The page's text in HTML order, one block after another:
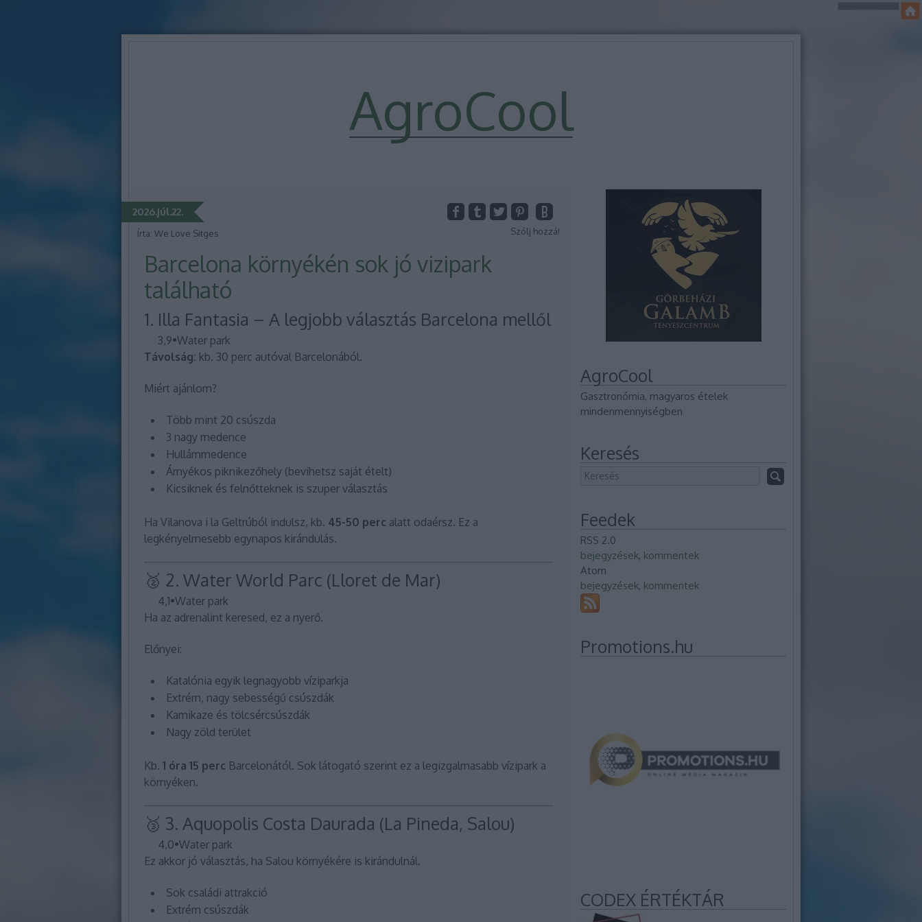
AgroCool
2026.júl.22.
Írta: We Love Sitges Szólj hozzá!
Barcelona környékén sok jó vizipark
található
1. Illa Fantasia – A legjobb választás Barcelona mellől
3,9•Water park
Távolság: kb. 30 perc autóval Barcelonából.
Miért ajánlom?
Több mint 20 csúszda
3 nagy medence
Hullámmedence
Árnyékos piknikezőhely (bevihetsz saját ételt)
Kicsiknek és felnőtteknek is szuper választás
Ha Vilanova i la Geltrúból indulsz, kb. 45-50 perc alatt odaérsz. Ez a
legkényelmesebb egynapos kirándulás.
🥈 2. Water World Parc (Lloret de Mar)
4,1•Water park
Ha az adrenalint keresed, ez a nyerő.
Előnyei:
Katalónia egyik legnagyobb víziparkja
Extrém, nagy sebességű csúszdák
Kamikaze és tölcsércsúszdák
Nagy zöld terület
Kb. 1 óra 15 perc Barcelonától. Sok látogató szerint ez a legizgalmasabb vízipark a
környéken.
🥉 3. Aquopolis Costa Daurada (La Pineda, Salou)
4,0•Water park
Ez akkor jó választás, ha Salou környékére is kirándulnál.
Sok családi attrakció
Extrém csúszdák
AgroCool
Gasztronómia, magyaros ételek
mindenmennyiségben
Keresés
Feedek
RSS 2.0
bejegyzések, kommentek
Atom
bejegyzések, kommentek
Promotions.hu
CODEX ÉRTÉKTÁR